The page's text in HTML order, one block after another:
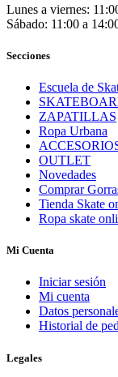
Lunes a viernes:
Sábado: 11:00 a
Secciones
Escuela de
ZAPATILLAS
Ropa Urbana
OUTLET
Novedades
Comprar
Tienda Skate
Ropa skate
Mi Cuenta
Iniciar sesión
Mi cuenta
Datos
Historial de
Legales